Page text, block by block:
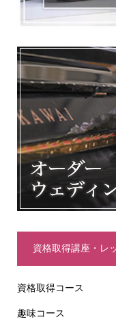
資格取得講座・レ
資格取得コース
趣味コース